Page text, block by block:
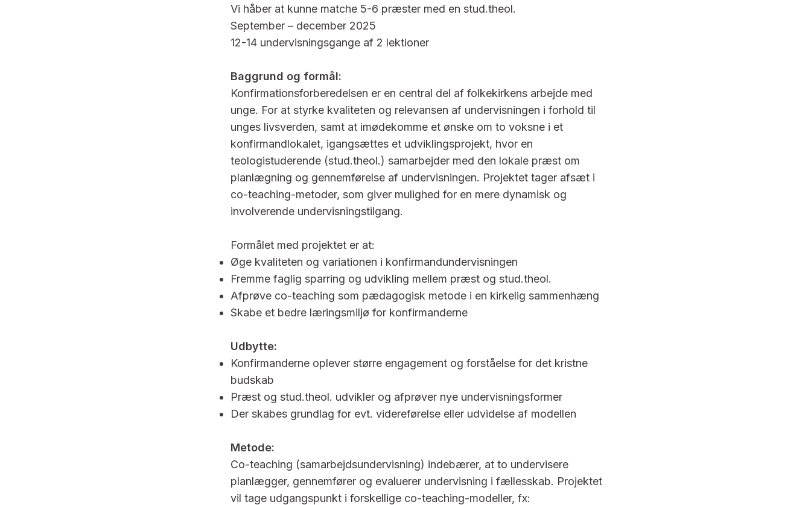
Vi håber at kunne matche 5-6 præster med en stud.theol.
September – december 2025
12-14 undervisningsgange af 2 lektioner
Baggrund og formål:
Konfirmationsforberedelsen er en central del af folkekirkens arbejde med
unge. For at styrke kvaliteten og relevansen af undervisningen i forhold til
unges livsverden, samt at imødekomme et ønske om to voksne i et
konfirmandlokalet, igangsættes et udviklingsprojekt, hvor en
teologistuderende (stud.theol.) samarbejder med den lokale præst om
planlægning og gennemførelse af undervisningen. Projektet tager afsæt i
co-teaching-metoder, som giver mulighed for en mere dynamisk og
involverende undervisningstilgang.
Formålet med projektet er at:
Øge kvaliteten og variationen i konfirmandundervisningen
Fremme faglig sparring og udvikling mellem præst og stud.theol.
Afprøve co-teaching som pædagogisk metode i en kirkelig sammenhæng
Skabe et bedre læringsmiljø for konfirmanderne
Udbytte:
Konfirmanderne oplever større engagement og forståelse for det kristne
budskab
Præst og stud.theol. udvikler og afprøver nye undervisningsformer
Der skabes grundlag for evt. videreførelse eller udvidelse af modellen
Metode:
Co-teaching (samarbejdsundervisning) indebærer, at to undervisere
planlægger, gennemfører og evaluerer undervisning i fællesskab. Projektet
vil tage udgangspunkt i forskellige co-teaching-modeller, fx: